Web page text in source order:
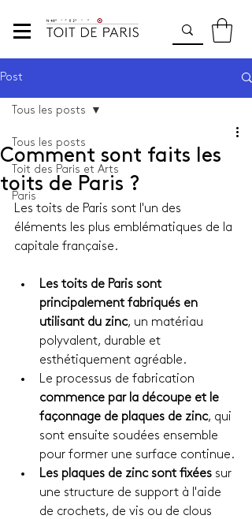
Post
Tous les posts
Toit des Paris et Arts
Paris
Tous les posts
Comment sont faits les
toits de Paris ?
Les toits de Paris sont l'un des
éléments les plus emblématiques de la
capitale française.
Les toits de Paris sont
principalement fabriqués en
utilisant du zinc, un matériau
polyvalent, durable et
esthétiquement agréable.
Le processus de fabrication
commence par la découpe et le
façonnage de plaques de zinc, qui
sont ensuite soudées ensemble
pour former une surface continue.
Les plaques de zinc sont fixées sur
une structure de support à l'aide
de crochets, de vis ou de clous